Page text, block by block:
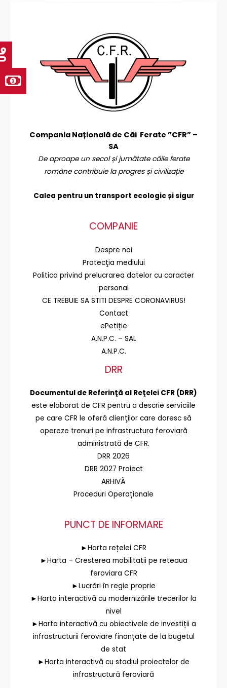
Compania Națională de Căi Ferate ”CFR” –
SA
De aproape un secol și jumătate căile ferate
române contribuie la progres și civilizație
Calea pentru un transport ecologic și sigur
COMPANIE
Despre noi
Protecţia mediului
Politica privind prelucrarea datelor cu caracter
personal
CE TREBUIE SA STITI DESPRE CORONAVIRUS!
Contact
ePetiție
A.N.P.C. – SAL
A.N.P.C.
DRR
Documentul de Referinţă al Reţelei CFR (DRR)
este elaborat de CFR pentru a descrie serviciile
pe care CFR le oferă clienţilor care doresc să
opereze trenuri pe infrastructura feroviară
administrată de CFR.
DRR 2026
DRR 2027 Proiect
ARHIVĂ
Proceduri Operaționale
PUNCT DE INFORMARE
►Harta rețelei CFR
►Harta – Cresterea mobilitatii pe reteaua
feroviara CFR
►Lucrări în regie proprie
►Harta interactivă cu modernizările trecerilor la
nivel
►Harta interactivă cu obiectivele de investiții a
infrastructurii feroviare finanțate de la bugetul
de stat
►Harta interactivă cu stadiul proiectelor de
infrastructură feroviară